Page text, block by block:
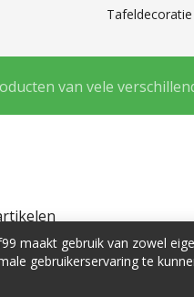
Tafeldecoratie
van vele
maakt gebruik van zowel
gebruikerservaring te